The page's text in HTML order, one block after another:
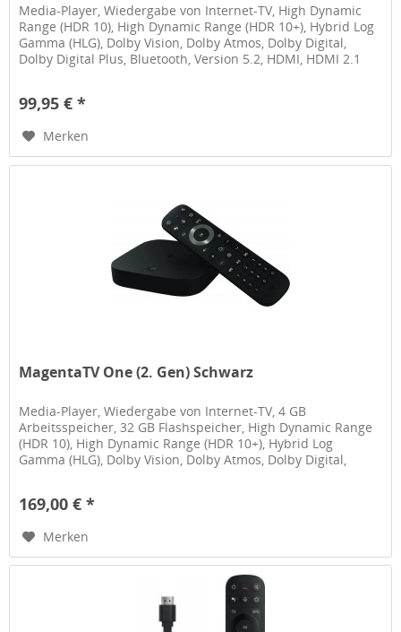
Media-Player, Wiedergabe von Internet-TV, High Dynamic
Range (HDR 10), High Dynamic Range (HDR 10+), Hybrid Log
Gamma (HLG), Dolby Vision, Dolby Atmos, Dolby Digital,
Dolby Digital Plus, Bluetooth, Version 5.2, HDMI, HDMI 2.1
99,95 € *
Merken
MagentaTV One (2. Gen) Schwarz
Media-Player, Wiedergabe von Internet-TV, 4 GB
Arbeitsspeicher, 32 GB Flashspeicher, High Dynamic Range
(HDR 10), High Dynamic Range (HDR 10+), Hybrid Log
Gamma (HLG), Dolby Vision, Dolby Atmos, Dolby Digital,
169,00 € *
Merken